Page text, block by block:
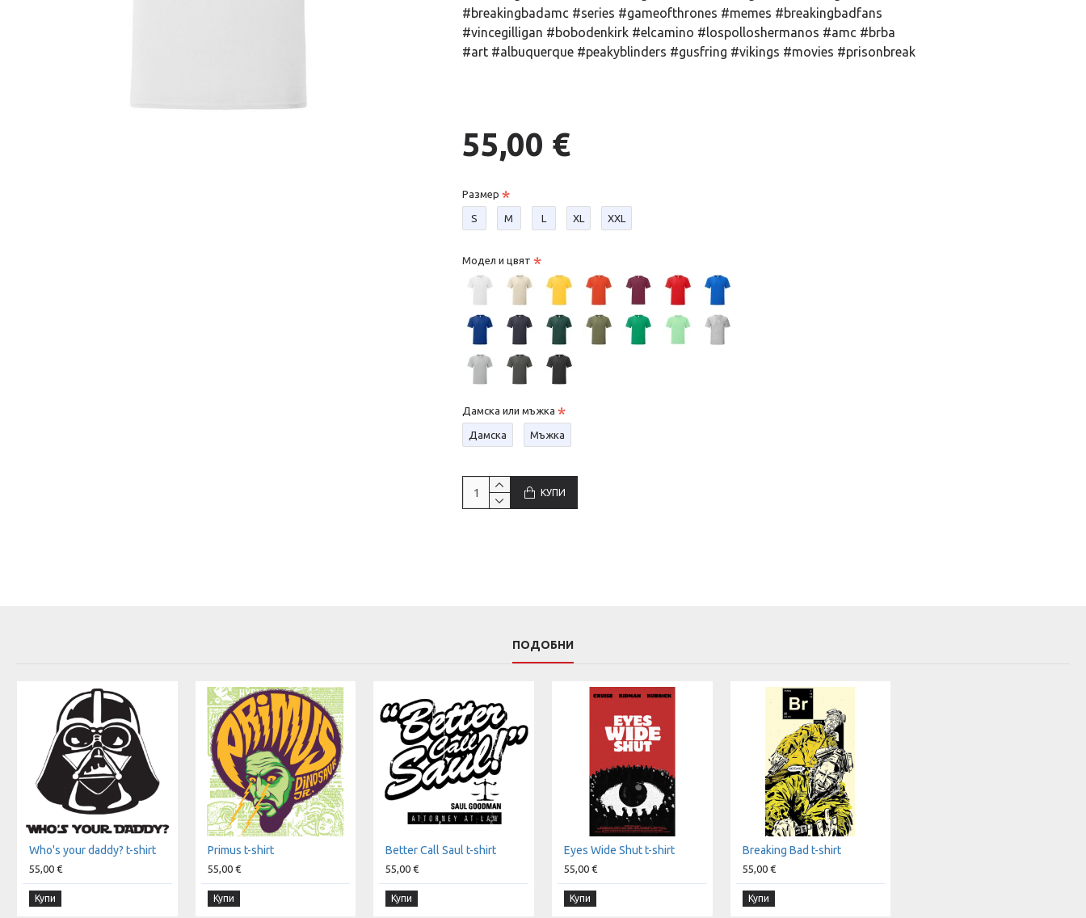
#breakingbadamc #series #gameofthrones #memes #breakingbadfans
#vincegilligan #bobodenkirk #elcamino #lospolloshermanos #amc #brba
#art #albuquerque #peakyblinders #gusfring #vikings #movies #prisonbreak
55,00 €
Размер
S М L XL XXL
Модел и цвят
Дамска или мъжка
Дамска Мъжка
КУПИ
ПОДОБНИ
Who's your daddy? t-shirt
55,00 €
Купи
Primus t-shirt
55,00 €
Купи
Better Call Saul t-shirt
55,00 €
Купи
Eyes Wide Shut t-shirt
55,00 €
Купи
Breaking Bad t-shirt
55,00 €
Купи